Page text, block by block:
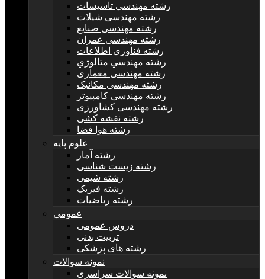
رشته مهندسي تاسيسات
رشته مهندسی شیلات
رشته مهندسی صنایع
رشته مهندسی عمران
رشته فناوری اطلاعات
رشته مهندسي متالوژي
رشته مهندسی معماری
رشته مهندسی مکانیک
رشته مهندسی کامپیوتر
رشته مهندسی کشاورزی
رشته نقشه کشی
رشته هوا فضا
علوم پایه
رشته آمار
رشته زیست شناسی
رشته شیمی
رشته فیزیک
رشته ریاضیات
عمومی
دروس عمومی
تربیت بدنی
رشته های پزشکی
نمونه سوالات
نمونه سوالات سراسری